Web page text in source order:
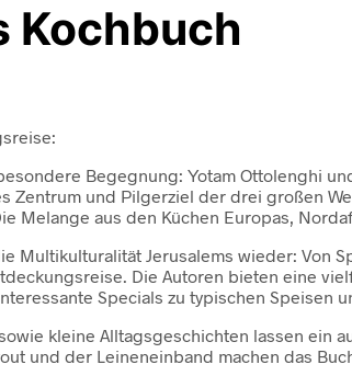
Kochbuch
Begegnung: Yotam Ottolenghi
Zentrum und Pilgerziel der drei großen
Melange aus den Küchen Europas,
Multikulturalität Jerusalems wieder: Von
Die Autoren bieten eine
Specials zu typischen Speisen
kleine Alltagsgeschichten lassen
und der Leineneinband machen das